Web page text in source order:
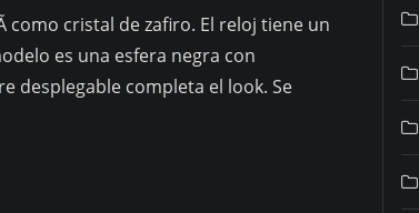
como cristal de zafiro. El reloj tiene un
es una esfera negra con
desplegable completa el look. Se